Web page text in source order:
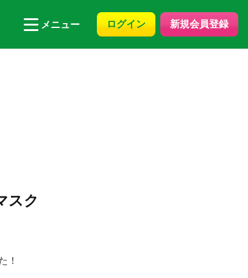
メニュー ログイン 新規会員登録
スク
！